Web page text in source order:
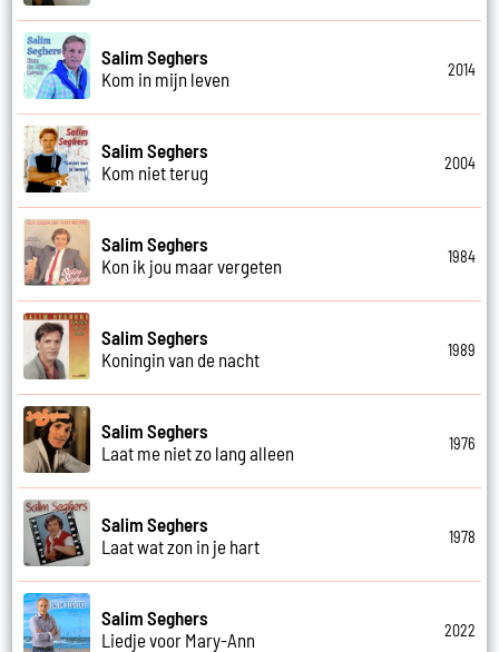
Salim Seghers
Kom in mijn leven
2014
Salim Seghers
Kom niet terug
2004
Salim Seghers
Kon ik jou maar vergeten
1984
Salim Seghers
Koningin van de nacht
1989
Salim Seghers
Laat me niet zo lang alleen
1976
Salim Seghers
Laat wat zon in je hart
1978
Salim Seghers
Liedje voor Mary-Ann
2022